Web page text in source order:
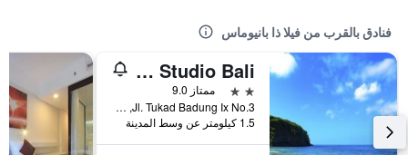
فنادق بالقرب من فيلا ذا بانيوماس
The Vinhill Studio Bali
2 نجمتين
ممتاز 9.0
Jl. Tukad Badung Ix No.3, دنباسار, إندونيسيا
1.5 كيلومتر عن وسط المدينة